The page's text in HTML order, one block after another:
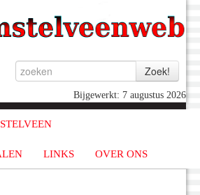
Bijgewerkt: 7 augustus 2026
LINKS OVER ONS